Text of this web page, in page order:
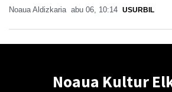
Noaua Aldizkaria abu 06, 10:14 USURBIL
Noaua Kultur